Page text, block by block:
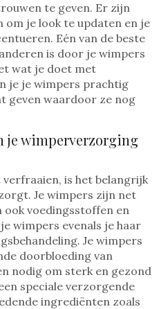
te geven. Er zijn
om je look te updaten en je
Eén van de beste
is door je wimpers
wat je doet met
je je wimpers prachtig
geven waardoor ze nog
je wimperverzorging
is het belangrijk
Je wimpers zijn net
ook voedingsstoffen en
wimpers evenals je haar
Je wimpers
doorbloeding van
nodig om sterk en gezond
speciale verzorgende
ingrediënten zoals